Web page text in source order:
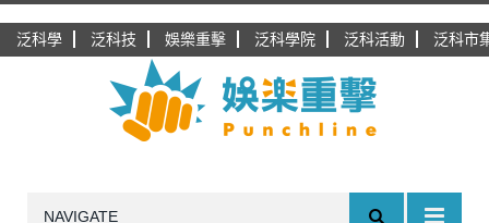
泛科學 泛科技 娛樂重擊 泛科學院 泛科活動 泛科市
NAVIGATE